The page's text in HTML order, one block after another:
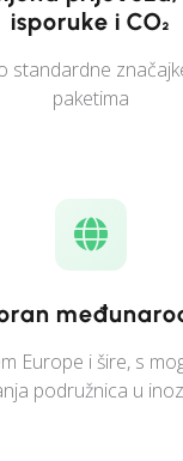
isporuke i CO₂
standardne
paketima
Europe i šire, s
podružnica u